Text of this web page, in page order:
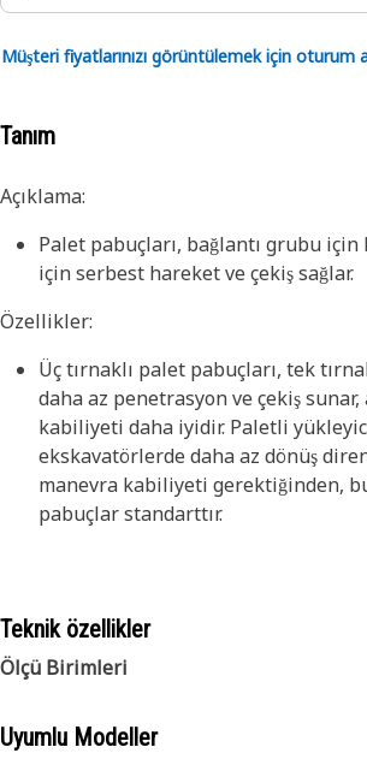
Müşteri fiyatlarınızı görüntülemek için oturum
Tanım
Açıklama:
Palet pabuçları, bağlantı grubu
için serbest hareket ve çekiş sağlar.
Özellikler:
Üç tırnaklı palet pabuçları, tek
daha az penetrasyon ve çekiş sunar,
kabiliyeti daha iyidir. Paletli
ekskavatörlerde daha az dönüş
manevra kabiliyeti gerektiğinden,
pabuçlar standarttır.
Teknik özellikler
Ölçü Birimleri
Uyumlu Modeller